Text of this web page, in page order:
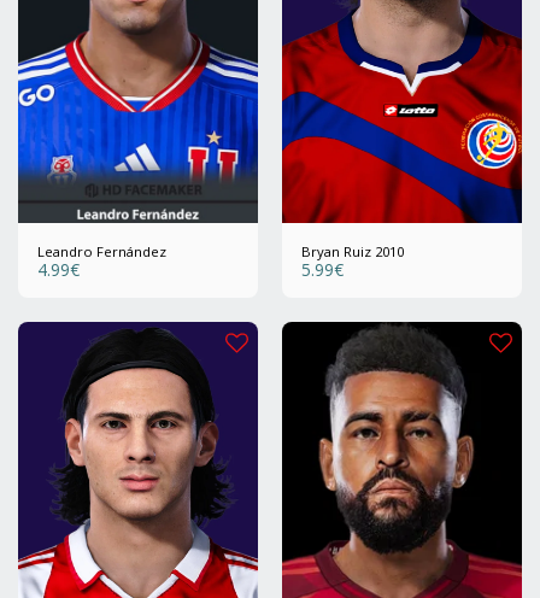
Leandro Fernández
4.99€
Bryan Ruiz 2010
5.99€